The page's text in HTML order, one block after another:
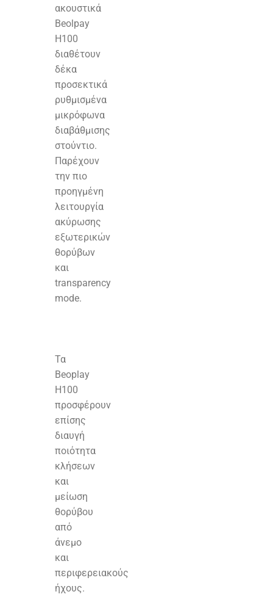
ακουστικά
Beolpay
H100
διαθέτουν
δέκα
προσεκτικά
ρυθμισμένα
μικρόφωνα
διαβάθμισης
στούντιο.
Παρέχουν
την πιο
προηγμένη
λειτουργία
ακύρωσης
εξωτερικών
θορύβων
και
transparency
mode.
Τα
Beoplay
H100
προσφέρουν
επίσης
διαυγή
ποιότητα
κλήσεων
και
μείωση
θορύβου
από
άνεμο
και
περιφερειακούς
ήχους.